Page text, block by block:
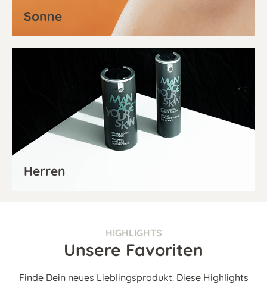
Sonne
Herren
HIGHLIGHTS
Unsere Favoriten
Finde Dein neues Lieblingsprodukt. Diese Highlights